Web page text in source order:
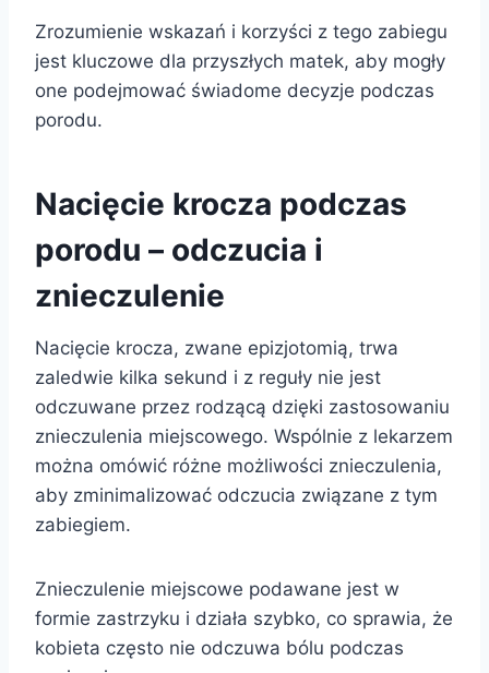
Zrozumienie wskazań i korzyści z tego zabiegu
jest kluczowe dla przyszłych matek, aby mogły
one podejmować świadome decyzje podczas
porodu.
Nacięcie krocza podczas
porodu – odczucia i
znieczulenie
Nacięcie krocza, zwane epizjotomią, trwa
zaledwie kilka sekund i z reguły nie jest
odczuwane przez rodzącą dzięki zastosowaniu
znieczulenia miejscowego. Wspólnie z lekarzem
można omówić różne możliwości znieczulenia,
aby zminimalizować odczucia związane z tym
zabiegiem.
Znieczulenie miejscowe podawane jest w
formie zastrzyku i działa szybko, co sprawia, że
kobieta często nie odczuwa bólu podczas